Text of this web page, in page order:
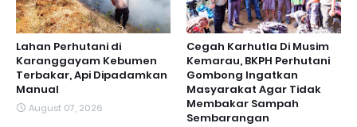
Lahan Perhutani di
Karanggayam Kebumen
Terbakar, Api Dipadamkan
Manual
August 07, 2026
Cegah Karhutla Di Musim
Kemarau, BKPH Perhutani
Gombong Ingatkan
Masyarakat Agar Tidak
Membakar Sampah
Sembarangan